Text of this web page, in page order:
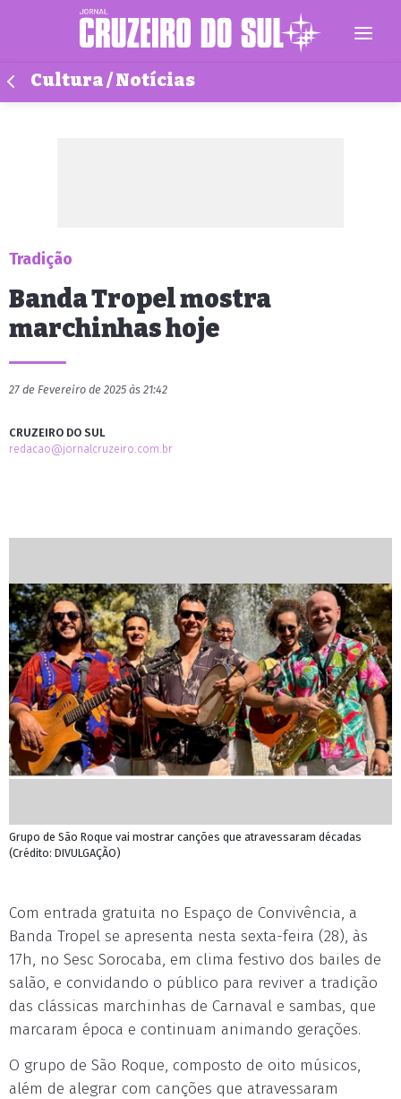
Cultura / Notícias
Tradição
Banda Tropel mostra
marchinhas hoje
27 de Fevereiro de 2025 às 21:42
CRUZEIRO DO SUL
redacao@jornalcruzeiro.com.br
Grupo de São Roque vai mostrar canções que atravessaram décadas
(Crédito: DIVULGAÇÃO)
Com entrada gratuita no Espaço de Convivência, a
Banda Tropel se apresenta nesta sexta-feira (28), às
17h, no Sesc Sorocaba, em clima festivo dos bailes de
salão, e convidando o público para reviver a tradição
das clássicas marchinhas de Carnaval e sambas, que
marcaram época e continuam animando gerações.
O grupo de São Roque, composto de oito músicos,
além de alegrar com canções que atravessaram